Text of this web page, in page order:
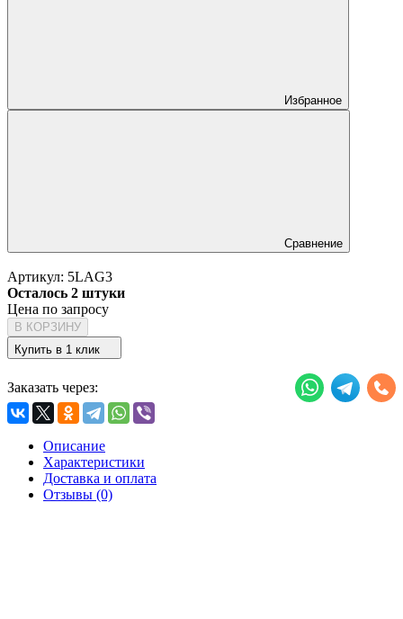
Избранное
Сравнение
Артикул: 5LAG3
Осталось 2 штуки
Цена по запросу
В КОРЗИНУ
Купить в 1 клик
Заказать через:
Описание
Характеристики
Доставка и оплата
Отзывы (0)